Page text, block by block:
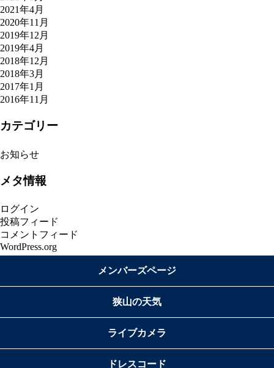
2021年4月
2020年11月
2019年12月
2019年4月
2018年12月
2018年3月
2017年1月
2016年11月
カテゴリー
お知らせ
メタ情報
ログイン
投稿フィード
コメントフィード
WordPress.org
メンバーズページ
狭山の天気
ライブカメラ
ドレスコード